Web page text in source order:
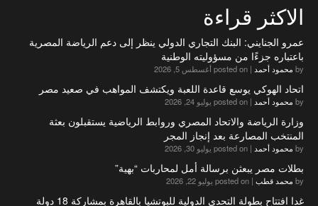
الاكثر قراءة
عمرو الجنايني: البنك التجاري الدولي ينظر إلى دعم الرياضة المصرية
باعتباره جزءًا من مسؤوليته الوطنية
by محمود أحمد | posted on أغسطس 5, 2026
اتحاد الهوكي يوسع قاعدة اللعبة ويكتشف المواهب في صعيد مصر
by محمود أحمد | posted on يوليو 24, 2026
وزارة الرياضة والاتحاد المصري وروابط الرياضية يستقبلون بعثة
المنتخب المصارعة بعد إنجاز المجر
by محمود أحمد | posted on يوليو 30, 2026
بطلات مصر يبعثن برسالة أمل لمحاربات “بهية”
by محمد قطب | posted on يوليو 22, 2026
غدا افتتاح بطولة التحدي الدولية للبوتشيا بالقاهرة بمشاركة 18 دولة